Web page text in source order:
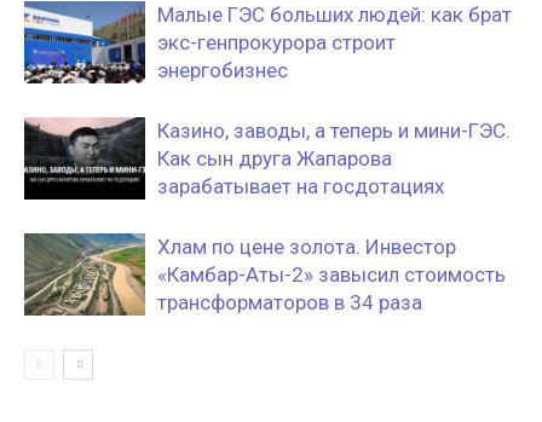
Малые ГЭС больших людей: как брат
экс-генпрокурора строит
энергобизнес
Казино, заводы, а теперь и мини-ГЭС.
Как сын друга Жапарова
зарабатывает на госдотациях
Хлам по цене золота. Инвестор
«Камбар-Аты-2» завысил стоимость
трансформаторов в 34 раза